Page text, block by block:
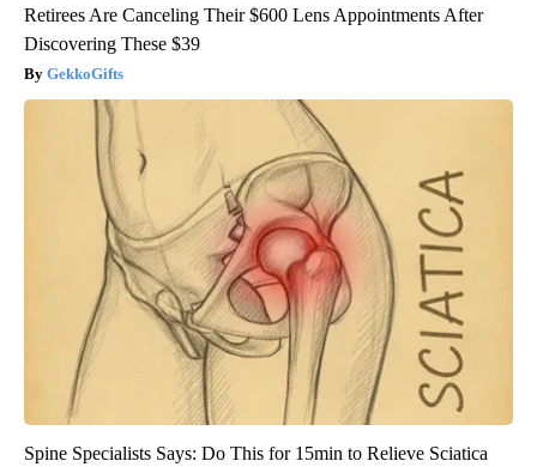
Retirees Are Canceling Their $600 Lens Appointments After
Discovering These $39
GekkoGifts
Spine Specialists Says: Do This for 15min to Relieve Sciatica